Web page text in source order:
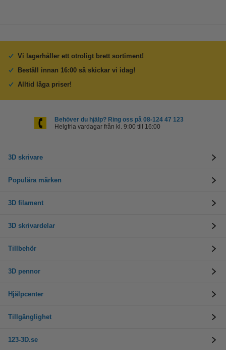
Vi lagerhåller ett otroligt brett sortiment!
Beställ innan 16:00 så skickar vi idag!
Alltid låga priser!
Behöver du hjälp? Ring oss på 08-124 47 123
Helgfria vardagar från kl. 9:00 till 16:00
3D skrivare
Populära märken
3D filament
3D skrivardelar
Tillbehör
3D pennor
Hjälpcenter
Tillgänglighet
123-3D.se